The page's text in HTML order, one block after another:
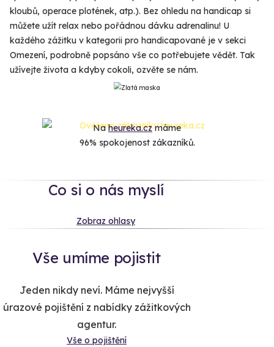
kloubů, operace plotének, atp.). Bez ohledu na handicap si
můžete užít relax nebo pořádnou dávku adrenalinu! U
každého zážitku v kategorii pro handicapované je v sekci
Omezení, podrobně popsáno vše co potřebujete vědět. Tak
užívejte života a kdyby cokoli, ozvěte se nám.
Naheureka.czmáme
96% spokojenost zákazníků.
Co si o nás myslí
Zobraz ohlasy
Vše umíme pojistit
Jeden nikdy neví. Máme nejvyšší
úrazové pojištění z nabídky zážitkových
agentur.
Vše o pojištění